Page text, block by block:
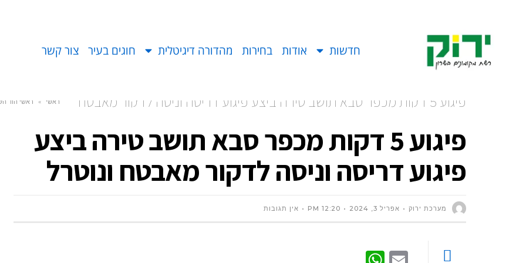
חדשות אודות בחירות מהדורה דיגיטלית חוגים בעיר צור קשר
פיגוע 5 דקות מכפר סבא תושב טירה ביצע פיגוע דריסה וניסה לדקור מאבטח
ונוטרל
ראשי » ראשי הוד
פיגוע 5 דקות מכפר סבא תושב טירה ביצע
פיגוע דריסה וניסה לדקור מאבטח ונוטרל
מערכת ירוק אפריל 3, 2024 12:20 PM אין תגובות